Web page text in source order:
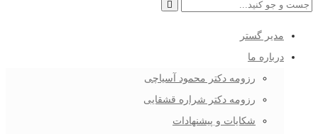
مدیر گستر
درباره ما
رزومه دکتر محمود آسیاچی
رزومه دکتر شراره قشقایی
شکایات و پیشنهادات